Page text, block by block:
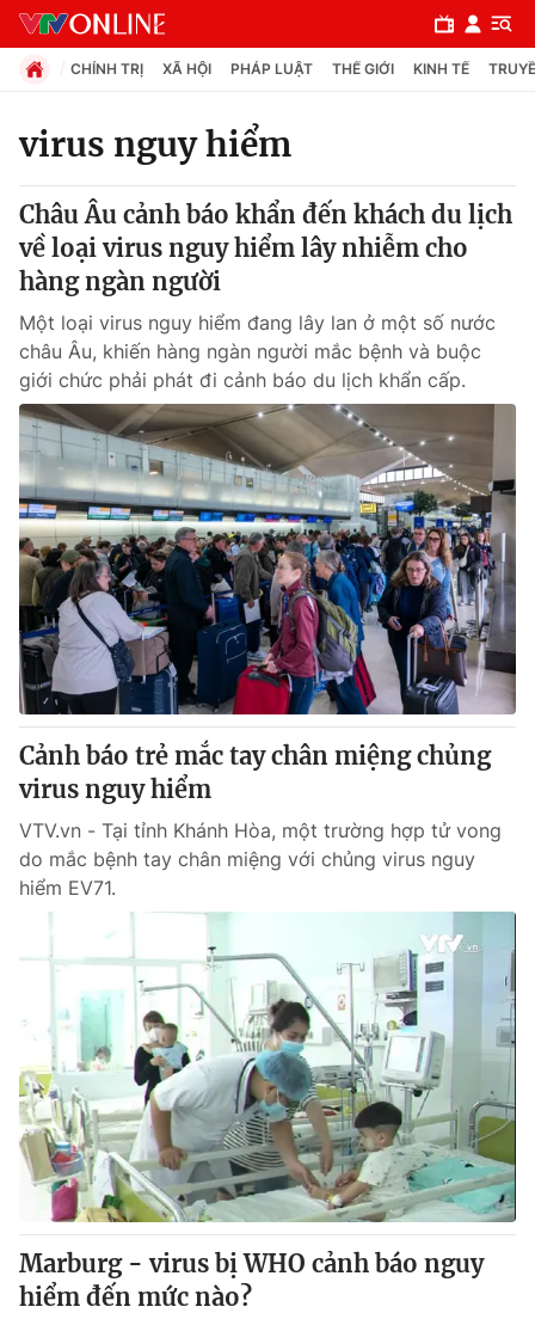
Chuyên mục
Chính trị
Xã hội
Pháp luật
Y tế
Thế giới
Tin tức
Thế giới đó đây
Câu chuyện quốc tế
Kinh tế
Tài chính
Thị trường
Góc doanh nghiệp
Dữ liệu và đời sống
Truyền hình
Phim VTV
Hậu trường
Nhân vật
Khán giả
Giải sao mai
Giải trí
Điện ảnh
Âm nhạc
Đời sống
Du lịch
Làm đẹp
Chất lượng cuộc sống
Giáo dục
Học trực tuyến
Công nghệ
Hitech Công nghệ tương lai
Sản phẩm
Thị trường
Tư vấn
Giao lưu trực tuyến
Lịch phát sóng
Chuyên mục khác
Emagazine Podcast
CHÍNH TRỊ XÃ HỘI PHÁP LUẬT THẾ GIỚI KINH TẾ
virus nguy hiểm
Châu Âu cảnh báo khẩn đến khách du lịch
về loại virus nguy hiểm lây nhiễm cho
hàng ngàn người
Một loại virus nguy hiểm đang lây lan ở một số nước
châu Âu, khiến hàng ngàn người mắc bệnh và buộc
giới chức phải phát đi cảnh báo du lịch khẩn cấp.
Cảnh báo trẻ mắc tay chân miệng chủng
virus nguy hiểm
VTV.vn - Tại tỉnh Khánh Hòa, một trường hợp tử vong
do mắc bệnh tay chân miệng với chủng virus nguy
hiểm EV71.
Marburg - virus bị WHO cảnh báo nguy
hiểm đến mức nào?